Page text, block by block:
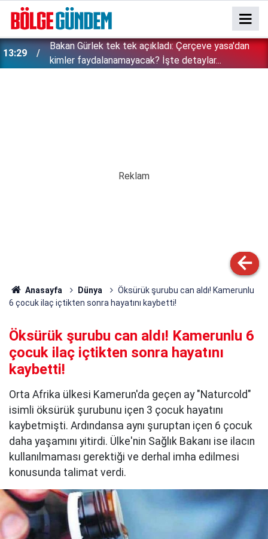
13:29
Bakan Gürlek tek tek açıkladı: Çerçeve yasa'dan
kimler faydalanamayacak? İşte detaylar...
Anasayfa Dünya
Öksürük şurubu can aldı! Kamerunlu
6 çocuk ilaç içtikten sonra hayatını kaybetti!
Öksürük şurubu can aldı! Kamerunlu 6
çocuk ilaç içtikten sonra hayatını
kaybetti!
Orta Afrika ülkesi Kamerun'da geçen ay "Naturcold"
isimli öksürük şurubunu içen 3 çocuk hayatını
kaybetmişti. Ardındansa aynı şuruptan içen 6 çocuk
daha yaşamını yitirdi. Ülke'nin Sağlık Bakanı ise ilacın
kullanılmaması gerektiği ve derhal imha edilmesi
konusunda talimat verdi.